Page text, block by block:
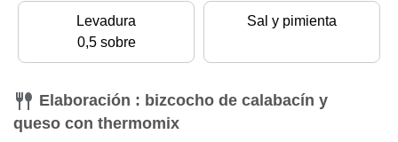
Levadura
0,5 sobre
Sal y pimienta
Elaboración : bizcocho de calabacín y
queso con thermomix